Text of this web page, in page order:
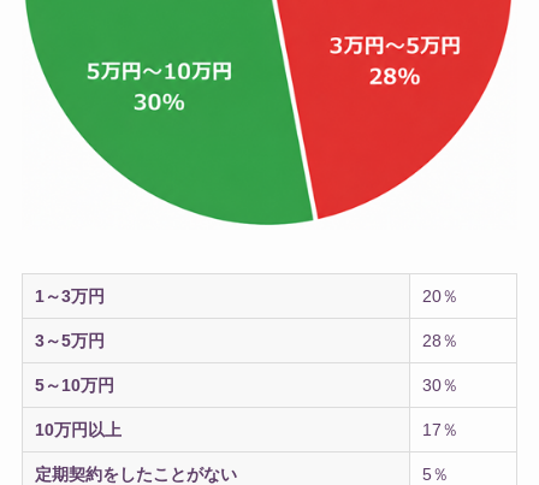
1～3万円 20％
3～5万円 28％
5～10万円 30％
10万円以上 17％
定期契約をしたことがない 5％